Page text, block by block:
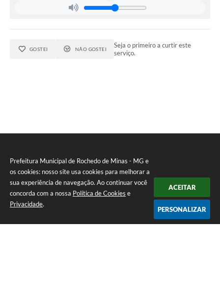
Prefeitura Municipal de Rochedo de Minas - MG e
os cookies: nosso site usa cookies para melhorar a
sua experiência de navegação. Ao continuar você
concorda com a nossa Política de Cookies e
Privacidade.
ACEITAR
PERSONALIZAR
GOSTEI NÃO GOSTEI
Seja o primeiro a curtir este
serviço.